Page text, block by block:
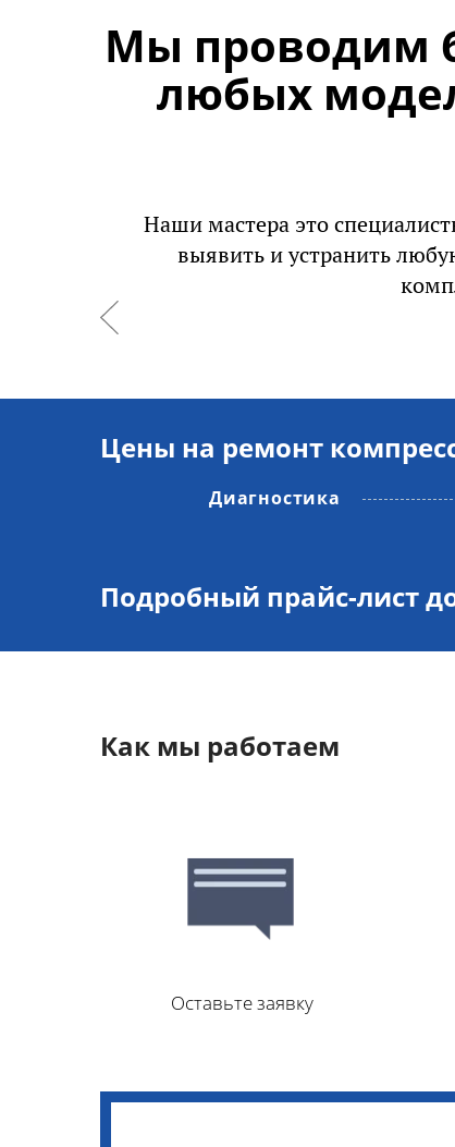
Мы проводим
любых
Наши мастера это
выявить и устранить
Цены на ремонт
Диагностика
Подробный прайс-лист
Как мы работаем
Оставьте заявку